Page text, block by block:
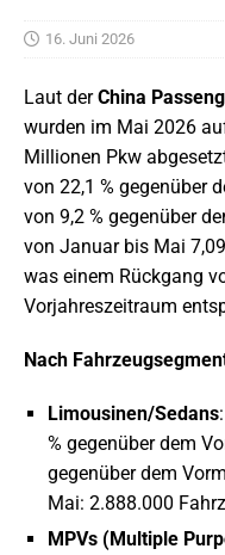
16. Juni 2026
Laut derChina
wurden im Mai 2026
Millionen Pkw
von 22,1 % gegenüber
von 9,2 % gegenüber
von Januar bis Mai
was einem Rückgang
Vorjahreszeitraum
Nach
Limousinen/Sedans
% gegenüber dem
gegenüber dem
Mai: 2.888.000
MPVs (Multiple